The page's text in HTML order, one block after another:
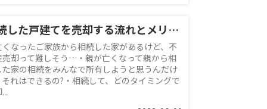
相続した戸建てを売却する流れとメリットは?
くなったご家族から相続した家があるけど、不
売却って難しそう…・親が亡くなって親から相
た家の相続をみんなで所有しようと思うんだけ
れはできるの?・相続して、どのタイミングで